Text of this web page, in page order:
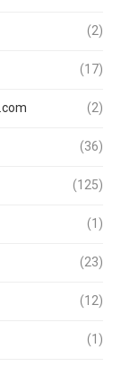
(2)
(17)
(2)
(36)
(125)
(1)
(23)
(12)
(1)